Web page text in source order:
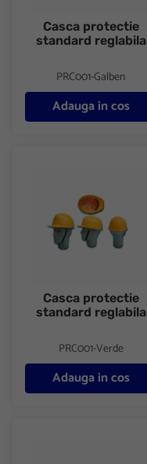
Casca protectie
standard reglabila
PRC001-Galben
Adauga in cos
Casca protectie
standard reglabila
PRC001-Verde
Adauga in cos